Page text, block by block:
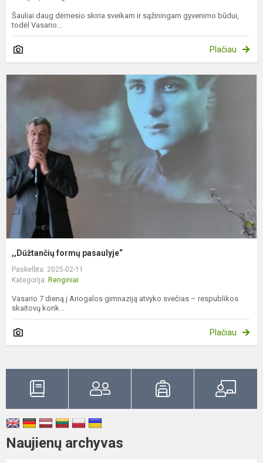
Šauliai daug dėmesio skiria sveikam ir sąžiningam gyvenimo būdui,
todėl Vasario...
Plačiau
,,Dūžtančių formų pasaulyje“
Paskelbta: 2025-02-11
Kategorija: Renginiai
Vasario 7 dieną į Ariogalos gimnaziją atvyko svečias – respublikos
skaitovų konk...
Plačiau
Naujienų archyvas